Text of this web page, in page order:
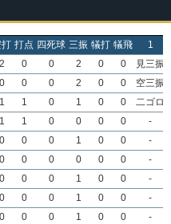
打点 四死球 三振 犠打 犠飛
1
2 0 0 2 0 0
見三振
0 0 0 2 0 0
空三振
1 1 0 1 0 0
二ゴロ
1 1 0 0 0 0 -
0 0 0 1 0 0 -
0 0 0 0 0 0
-
0 0 0 1 0 0 -
0 0 0 1 0 0
-
0 0 0 1 0 0
-